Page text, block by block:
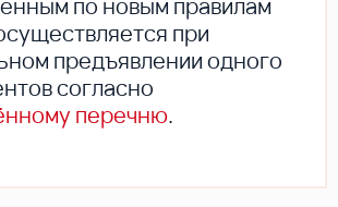
по новым правилам
при
предъявлении одного
согласно
перечню.